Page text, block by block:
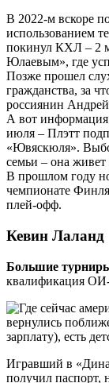
В 2022-м вскоре
использованием
покинул КХЛ – 2
Юлаевым», где
Позже прошел
гражданства, за
россиянин Андрей
А вот информация
июля – Плэтт
«Ювяскюля».
семьи – она
В прошлом году
чемпионате
плей-офф.
Кевин Лаланд
Большие
квалификация
Игравший в
получил паспорт,